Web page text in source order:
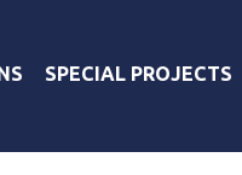
SPECIAL PROJECTS